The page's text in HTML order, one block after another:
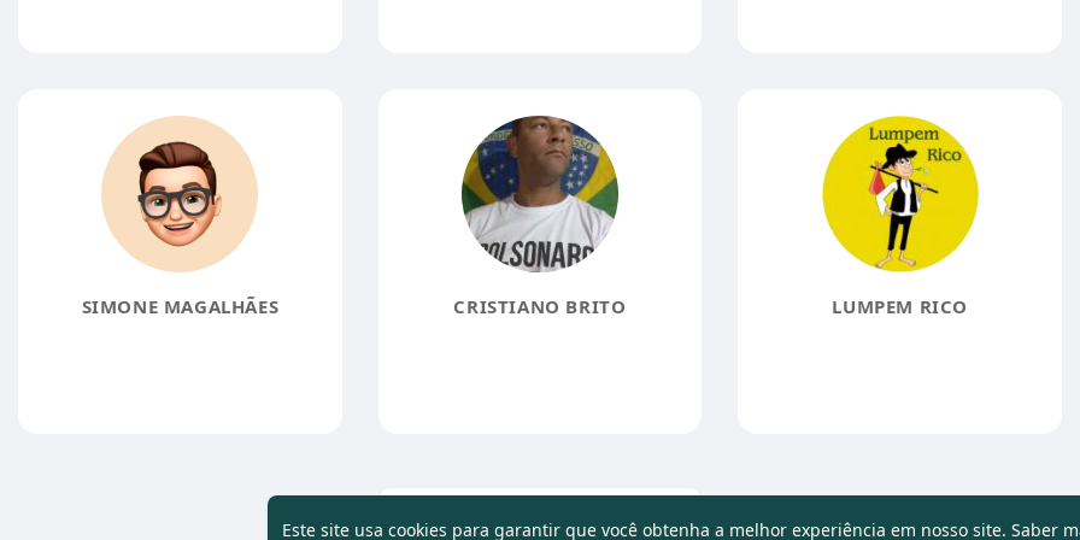
Este site usa cookies para garantir que você obtenha a melhor experiência em nosso site. Saber
SIMONE MAGALHÃES CRISTIANO BRITO LUMPEM RICO